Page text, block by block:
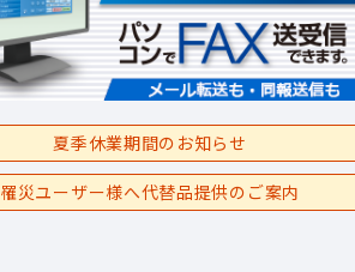
夏季休業期間のお知らせ
罹災ユーザー様へ代替品提供のご案内